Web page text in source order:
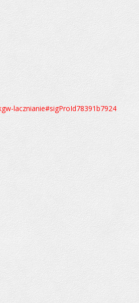
lacznianie#sigProId78391b7924